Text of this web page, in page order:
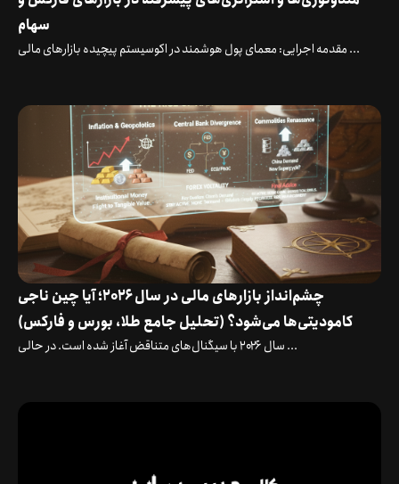
سهام
مقدمه اجرایی: معمای پول هوشمند در اکوسیستم پیچیده بازارهای مالی ...
چشم‌انداز بازارهای مالی در سال ۲۰۲۶؛ آیا چین ناجی
کامودیتی‌ها می‌شود؟ (تحلیل جامع طلا، بورس و فارکس)
سال ۲۰۲۶ با سیگنال‌های متناقض آغاز شده است. در حالی ...